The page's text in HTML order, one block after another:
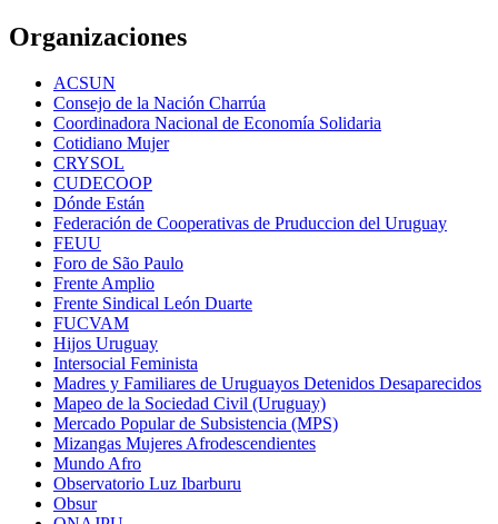
Organizaciones
ACSUN
Consejo de la Nación Charrúa
Coordinadora Nacional de Economía Solidaria
Cotidiano Mujer
CRYSOL
CUDECOOP
Dónde Están
Federación de Cooperativas de Pruduccion del Uruguay
FEUU
Foro de São Paulo
Frente Amplio
Frente Sindical León Duarte
FUCVAM
Hijos Uruguay
Intersocial Feminista
Madres y Familiares de Uruguayos Detenidos Desaparecidos
Mapeo de la Sociedad Civil (Uruguay)
Mercado Popular de Subsistencia (MPS)
Mizangas Mujeres Afrodescendientes
Mundo Afro
Observatorio Luz Ibarburu
Obsur